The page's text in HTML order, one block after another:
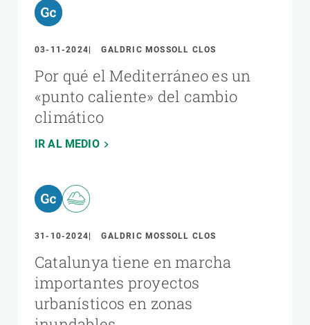
03-11-2024 GALDRIC MOSSOLL CLOS
Por qué el Mediterráneo es un
«punto caliente» del cambio
climático
IR AL MEDIO
31-10-2024 GALDRIC MOSSOLL CLOS
Catalunya tiene en marcha
importantes proyectos
urbanísticos en zonas